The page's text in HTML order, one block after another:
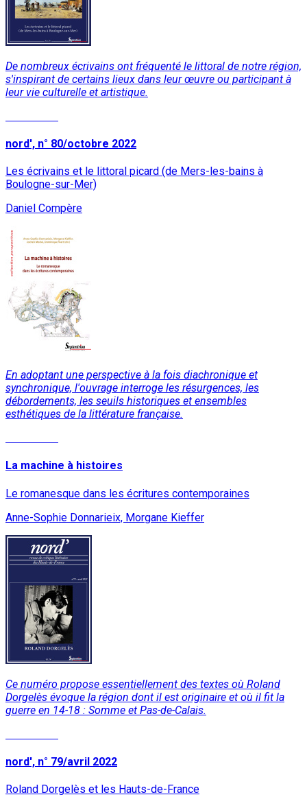
De nombreux écrivains ont fréquenté le littoral de notre région,
s'inspirant de certains lieux dans leur œuvre ou participant à
leur vie culturelle et artistique.
nord', n° 80/octobre 2022
Les écrivains et le littoral picard (de Mers-les-bains à
Boulogne-sur-Mer)
Daniel Compère
En adoptant une perspective à la fois diachronique et
synchronique, l'ouvrage interroge les résurgences, les
débordements, les seuils historiques et ensembles
esthétiques de la littérature française.
La machine à histoires
Le romanesque dans les écritures contemporaines
Anne-Sophie Donnarieix, Morgane Kieffer
Ce numéro propose essentiellement des textes où Roland
Dorgelès évoque la région dont il est originaire et où il fit la
guerre en 14-18 : Somme et Pas-de-Calais.
nord', n° 79/avril 2022
Roland Dorgelès et les Hauts-de-France